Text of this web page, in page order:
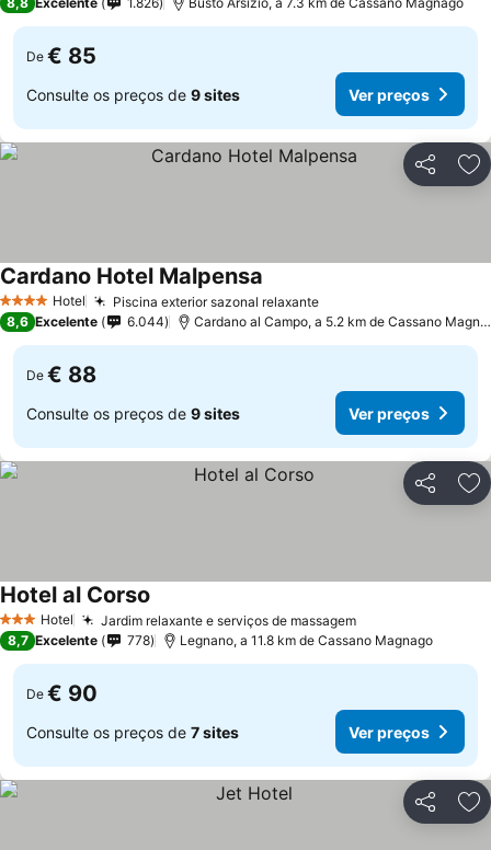
De € 85
Consulte os preços de 9 sites Ver preços
Partilhar
4 EstrelasHotel Piscina exterior sazonal relaxanteVer preços
Cardano Hotel Malpensa
8,6 Excelente 6.044 Cardano al Campo, a 5.2 km de Cassano
De € 88
Consulte os preços de 9 sites Ver preços
Partilhar
3 EstrelasHotel Jardim relaxante e serviços de massagemVer preços
Hotel al Corso
8,7 Excelente 778 Legnano, a 11.8 km de Cassano Magnago
De € 90
Consulte os preços de 7 sites Ver preços
Partilhar